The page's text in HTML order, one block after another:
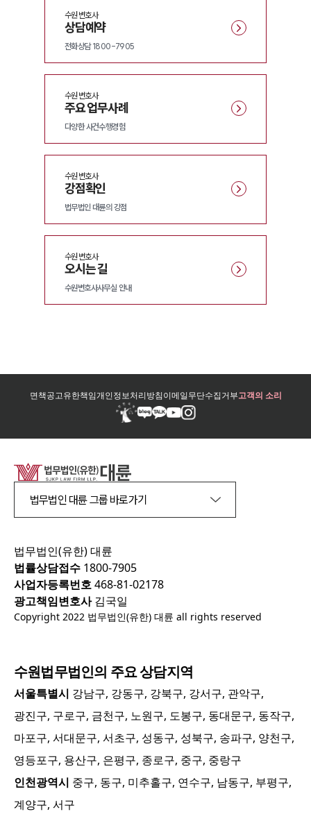
수원변호사
상담예약
전화상담 1800-7905
수원변호사
주요 업무사례
다양한 사건수행경험
수원변호사
강점확인
법무법인 대륜의 강점
수원변호사
오시는 길
수원변호사사무실 안내
면책공고유한책임개인정보처리방침이메일무단수집거부고객의 소리
법무법인 대륜 그룹 바로가기
법무법인(유한) 대륜
법률상담접수 1800-7905
사업자등록번호468-81-02178
광고책임변호사김국일
Copyright 2022 법무법인(유한) 대륜 all rights reserved
수원법무법인의 주요 상담지역
서울특별시 강남구, 강동구, 강북구, 강서구, 관악구,
광진구, 구로구, 금천구, 노원구, 도봉구, 동대문구, 동작구,
마포구, 서대문구, 서초구, 성동구, 성북구, 송파구, 양천구,
영등포구, 용산구, 은평구, 종로구, 중구, 중랑구
인천광역시 중구, 동구, 미추홀구, 연수구, 남동구, 부평구,
계양구, 서구